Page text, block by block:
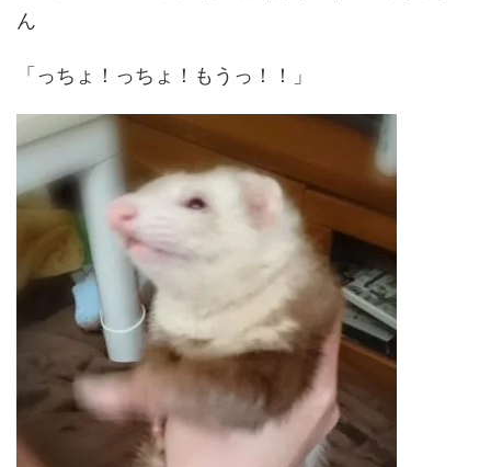
ん
「っちょ！っちょ！もうっ！！」